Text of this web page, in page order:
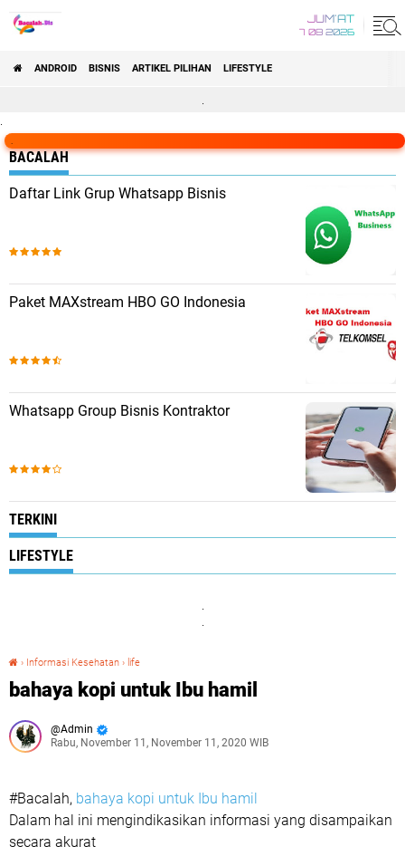
JUM'AT
7 08 2026
ANDROID BISNIS ARTIKEL PILIHAN LIFESTYLE
BACALAH
Daftar Link Grup Whatsapp Bisnis
Paket MAXstream HBO GO Indonesia
Whatsapp Group Bisnis Kontraktor
TERKINI
LIFESTYLE
› Informasi Kesehatan › life
bahaya kopi untuk Ibu hamil
Admin
Rabu, November 11, November 11, 2020 WIB
#Bacalah, bahaya kopi untuk Ibu hamil
Dalam hal ini mengindikasikan informasi yang disampaikan
secara akurat